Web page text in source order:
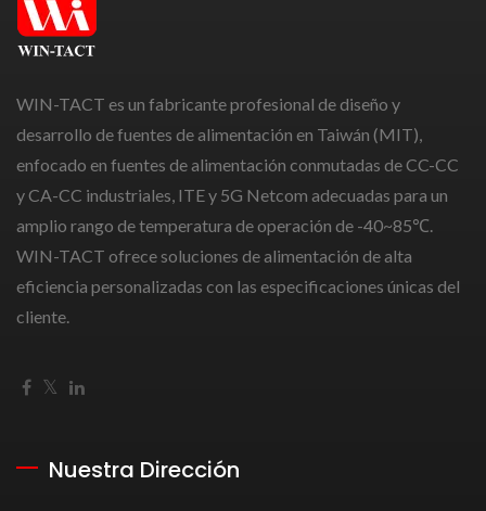
WIN-TACT es un fabricante profesional de diseño y
desarrollo de fuentes de alimentación en Taiwán (MIT),
enfocado en fuentes de alimentación conmutadas de CC-CC
y CA-CC industriales, ITE y 5G Netcom adecuadas para un
amplio rango de temperatura de operación de -40~85℃.
WIN-TACT ofrece soluciones de alimentación de alta
eficiencia personalizadas con las especificaciones únicas del
cliente.
Nuestra Dirección